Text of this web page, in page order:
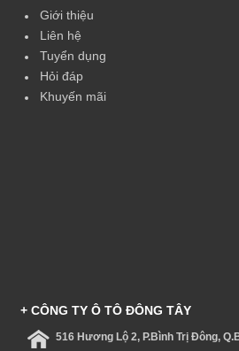
Giới thiệu
Liên hệ
Tuyển dụng
Hỏi đáp
Khuyến mãi
+ CÔNG TY Ô TÔ ĐÔNG TÂY
516 Hương Lộ 2, P.Bình Trị Đông,